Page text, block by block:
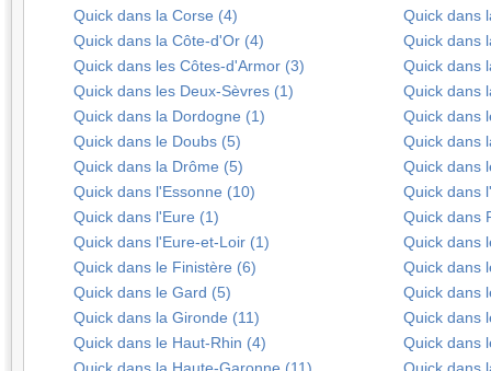
Quick dans la Corse (4)
Quick dans la Côte-d'Or (4)
Quick dans les Côtes-d'Armor (3)
Quick dans les Deux-Sèvres (1)
Quick dans la Dordogne (1)
Quick dans le Doubs (5)
Quick dans la Drôme (5)
Quick dans l'Essonne (10)
Quick dans l'Eure (1)
Quick dans l'Eure-et-Loir (1)
Quick dans le Finistère (6)
Quick dans le Gard (5)
Quick dans la Gironde (11)
Quick dans le Haut-Rhin (4)
Quick dans
Quick dans
Quick dans
Quick dans
Quick dans
Quick dans
Quick dans
Quick dans
Quick dans
Quick dans
Quick dans
Quick dans
Quick dans
Quick dans